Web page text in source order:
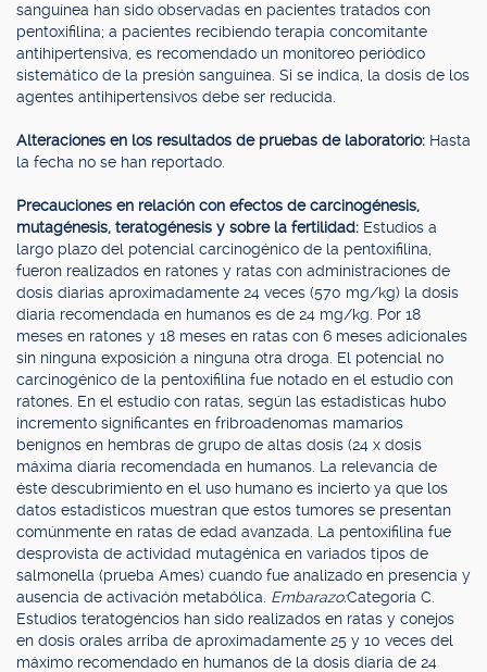
sanguínea han sido observadas en pacientes tratados con
pentoxifilina; a pacientes recibiendo terapia concomitante
antihipertensiva, es recomendado un monitoreo periódico
sistemático de la presión sanguínea. Si se indica, la dosis de los
agentes antihipertensivos debe ser reducida.
Alteraciones en los resultados de pruebas de laboratorio: Hasta
la fecha no se han reportado.
Precauciones en relación con efectos de carcinogénesis,
mutagénesis, teratogénesis y sobre la fertilidad: Estudios a
largo plazo del potencial carcinogénico de la pentoxifilina,
fueron realizados en ratones y ratas con administraciones de
dosis diarias aproximadamente 24 veces (570 mg/kg) la dosis
diaria recomendada en humanos es de 24 mg/kg. Por 18
meses en ratones y 18 meses en ratas con 6 meses adicionales
sin ninguna exposición a ninguna otra droga. El potencial no
carcinogénico de la pentoxifilina fue notado en el estudio con
ratones. En el estudio con ratas, según las estadísticas hubo
incremento significantes en fribroadenomas mamarios
benignos en hembras de grupo de altas dosis (24 x dosis
máxima diaria recomendada en humanos. La relevancia de
éste descubrimiento en el uso humano es incierto ya que los
datos estadísticos muestran que estos tumores se presentan
comúnmente en ratas de edad avanzada. La pentoxifilina fue
desprovista de actividad mutagénica en variados tipos de
salmonella (prueba Ames) cuando fue analizado en presencia y
ausencia de activación metabólica. Embarazo:Categoría C.
Estudios teratogéncios han sido realizados en ratas y conejos
en dosis orales arriba de aproximadamente 25 y 10 veces del
máximo recomendado en humanos de la dosis diaria de 24